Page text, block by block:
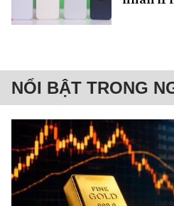
NỔI BẬT TRONG